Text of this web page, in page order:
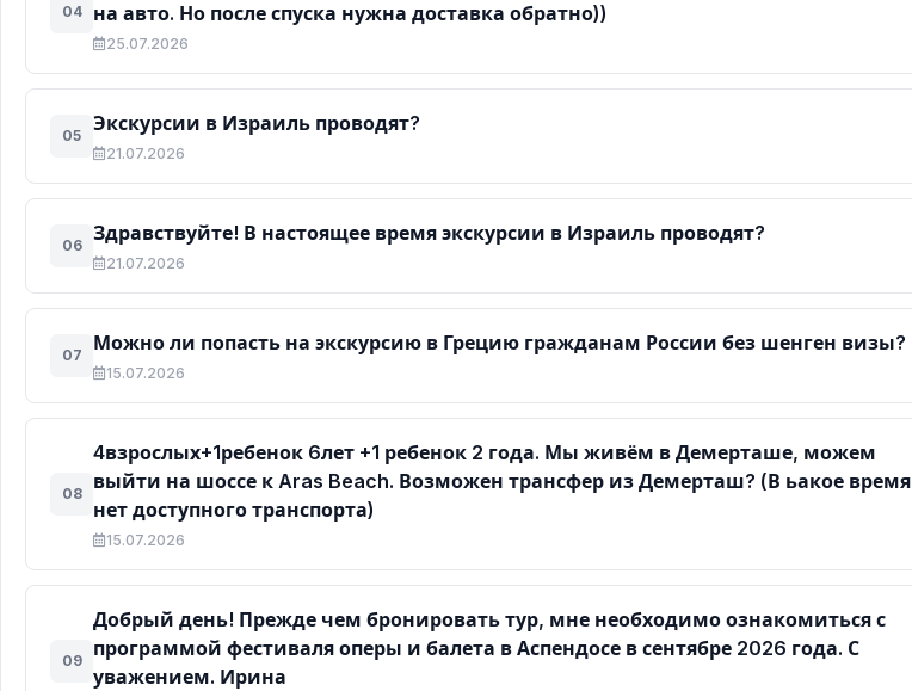
04
на авто. Но после спуска нужна доставка обратно))
25.07.2026
05
Экскурсии в Израиль проводят?
21.07.2026
06
Здравствуйте! В настоящее время экскурсии в Израиль проводят?
21.07.2026
07
Можно ли попасть на экскурсию в Грецию гражданам России без шенген визы?
15.07.2026
08
4взрослых+1ребенок 6лет +1 ребенок 2 года. Мы живём в Демерташе, можем
выйти на шоссе к Aras Beach. Возможен трансфер из Демерташ? (В ьакое время
нет доступного транспорта)
15.07.2026
09
Добрый день! Прежде чем бронировать тур, мне необходимо ознакомиться с
программой фестиваля оперы и балета в Аспендосе в сентябре 2026 года. С
уважением. Ирина